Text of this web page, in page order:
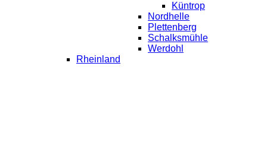
Küntrop
Nordhelle
Plettenberg
Schalksmühle
Werdohl
Rheinland